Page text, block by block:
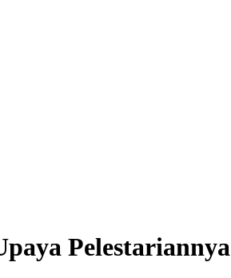
Pelestariannya